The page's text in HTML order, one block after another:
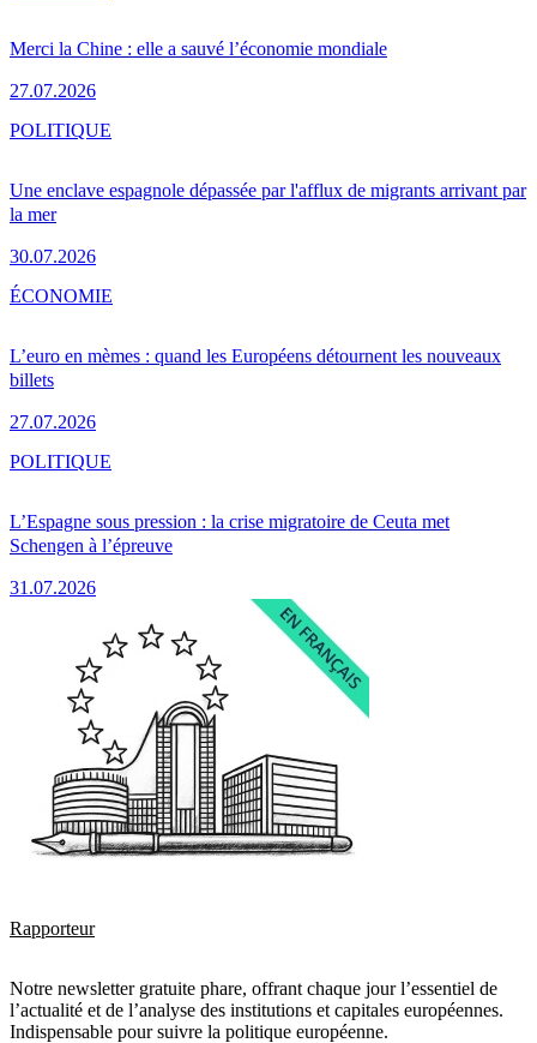
Merci la Chine : elle a sauvé l’économie mondiale
27.07.2026
Une enclave espagnole dépassée par l'afflux de migrants arrivant par
la mer
30.07.2026
POLITIQUE
L’euro en mèmes : quand les Européens détournent les nouveaux
billets
27.07.2026
ÉCONOMIE
L’Espagne sous pression : la crise migratoire de Ceuta met
Schengen à l’épreuve
31.07.2026
POLITIQUE
Rapporteur
Notre newsletter gratuite phare, offrant chaque jour l’essentiel de
l’actualité et de l’analyse des institutions et capitales européennes.
Indispensable pour suivre la politique européenne.